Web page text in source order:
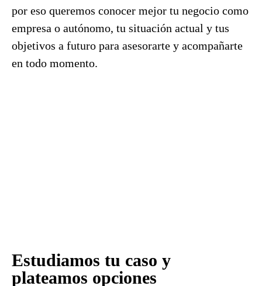
por eso queremos conocer mejor tu negocio como
empresa o autónomo, tu situación actual y tus
objetivos a futuro para asesorarte y acompañarte
en todo momento.
Estudiamos tu caso y
plateamos opciones